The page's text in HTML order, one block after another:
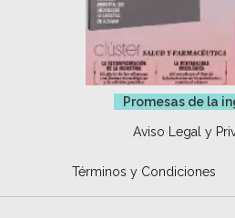
Promesas de la
Aviso Legal y
Términos y Condiciones